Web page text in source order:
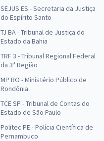
SEJUS ES - Secretaria da Justiça
do Espírito Santo
TJ BA - Tribunal de Justiça do
Estado da Bahia
TRF 3 - Tribunal Regional Federal
da 3ª Região
MP RO - Ministério Público de
Rondônia
TCE SP - Tribunal de Contas do
Estado de São Paulo
Politec PE - Polícia Científica de
Pernambuco